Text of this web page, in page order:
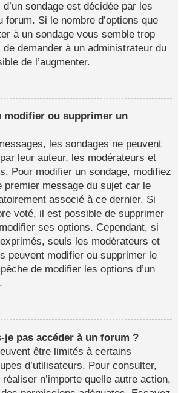
d’un sondage est décidée par les
forum. Si le nombre d’options que
à un sondage vous semble trop
demander à un administrateur du
de l’augmenter.
modifier ou supprimer un
les sondages ne peuvent
leur auteur, les modérateurs et
Pour modifier un sondage, modifiez
premier message du sujet car le
associé à ce dernier. Si
voté, il est possible de supprimer
ses options. Cependant, si
seuls les modérateurs et
peuvent modifier ou supprimer le
de modifier les options d’un
je pas accéder à un forum ?
être limités à certains
d’utilisateurs. Pour consulter,
n’importe quelle autre action,